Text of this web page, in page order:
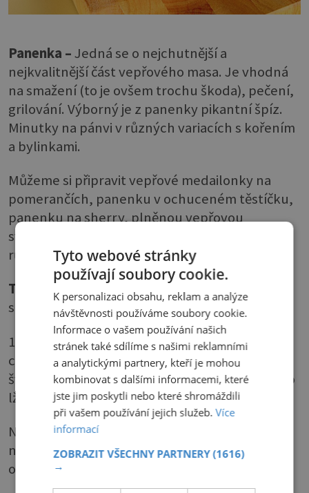
Panenka –Jedná se o nejchutnější a
nejkvalitnější část vepřového masa. Je vhodná
na smažení (to je ovšem trochu škoda), pečení,
grilování. Výborný je z panenky pikantní špíz.
Minutky na pánvi v různých variacích s kořením
a bylinkami.
Můžeme si připravit vepřové medailonky na
pomerančích, panenku v ochuceném těstíčku,
panenku na sherry, plněnou vepřovou
svíčkovou. Maso na gril můžeme naložit do
různých nálevů a marinád.
Tip Paní domu: Lahodná panenka plněná
sušeným švestkami
1) Tenkým a ostrým nožem uděláme uprostřed
celé panenky otvor, který naplníme sušenými
švestkami, vypomoci si můžeme vařečkou nebo
lžící.
Naplněné panenky zabalíme do plátků slaniny
nebo prosciutta a na olivovém oleji je na pánvi
opečeme ze všech stran dočervena.
Tyto webové stránky
používají soubory cookie.
K personalizaci obsahu, reklam a analýze
návštěvnosti používáme soubory cookie.
Informace o vašem používání našich
stránek také sdílíme s našimi reklamními
a analytickými partnery, kteří je mohou
kombinovat s dalšími informacemi, které
jste jim poskytli nebo které shromáždili
při vašem používání jejich služeb.Více
informací
ZOBRAZIT VŠECHNY PARTNERY(1616)
→